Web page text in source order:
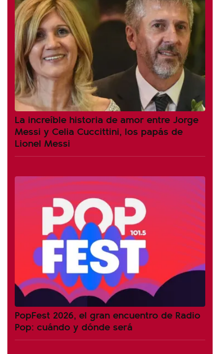
La increíble historia de amor entre Jorge
Messi y Celia Cuccittini, los papás de
Lionel Messi
PopFest 2026, el gran encuentro de Radio
Pop: cuándo y dónde será